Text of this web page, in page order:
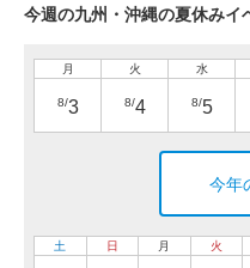
今週の九州・沖縄の夏休みイ
月
8/3
火
8/4
水
8/5
今年
土 日 月 火